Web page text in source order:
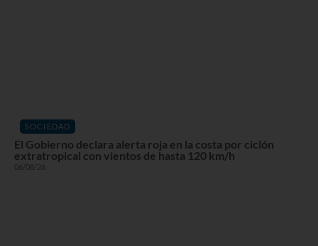
SOCIEDAD
El Gobierno declara alerta roja en la costa por ciclón
extratropical con vientos de hasta 120 km/h
06/08/26